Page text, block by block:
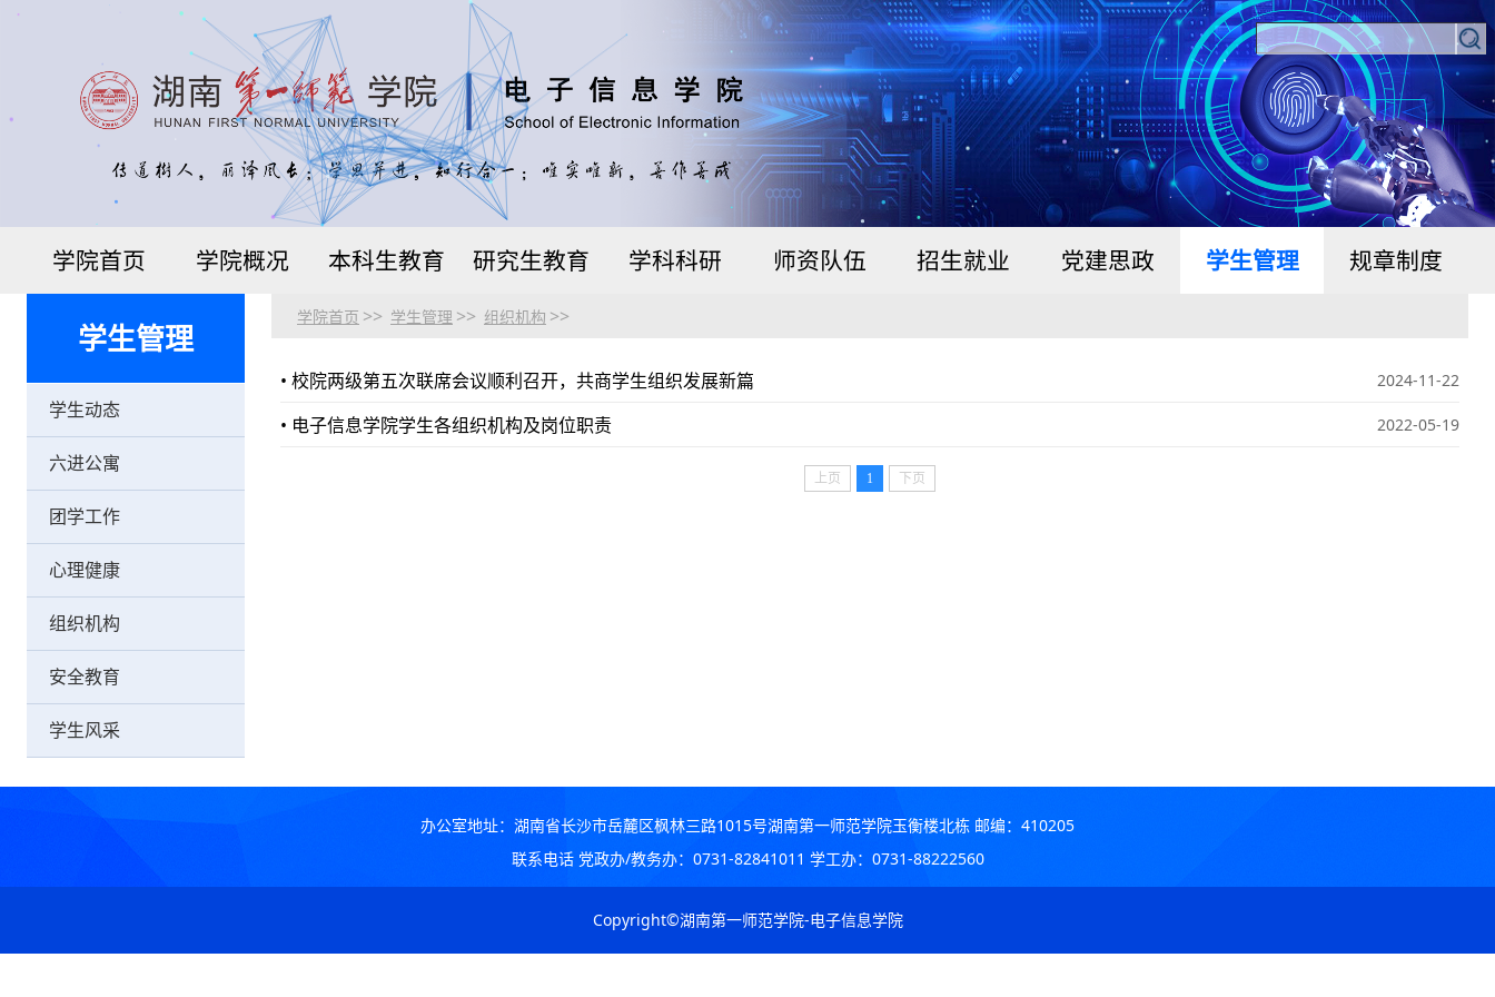
学院首页 学院概况 本科生教育 研究生教育 学科科研 师资队伍 招生就业 党建思政 学生管理 规章制度
学生管理
学生动态
六进公寓
团学工作
心理健康
组织机构
安全教育
学生风采
学院首页 >> 学生管理 >> 组织机构 >>
• 校院两级第五次联席会议顺利召开，共商学生组织发展新篇 2024-11-22
• 电子信息学院学生各组织机构及岗位职责 2022-05-19
上页 1 下页
办公室地址：湖南省长沙市岳麓区枫林三路1015号湖南第一师范学院玉衡楼北栋 邮编：410205
联系电话 党政办/教务办：0731-82841011 学工办：0731-88222560
Copyright©湖南第一师范学院-电子信息学院